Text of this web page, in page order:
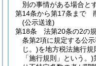
別の事情がある場合と
第14条から第17条まで
(公示送達)
第18条
法第20条の2の
条第2項に規定する公
じ。)を地方税法施行規
「施行規則」という。)